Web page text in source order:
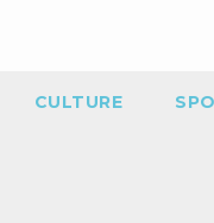
CULTURE